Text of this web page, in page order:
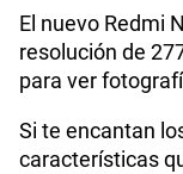
Dimensión
VoLTE
El nuevo Redmi
resolución de
para ver
Si te encantan
características